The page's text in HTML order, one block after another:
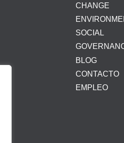
CHANGE
SOCIAL
BLOG
CONTACTO
EMPLEO